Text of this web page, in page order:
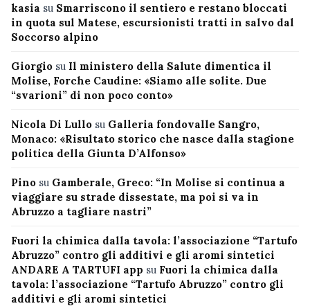
kasia su Smarriscono il sentiero e restano bloccati
in quota sul Matese, escursionisti tratti in salvo dal
Soccorso alpino
Giorgio su Il ministero della Salute dimentica il
Molise, Forche Caudine: «Siamo alle solite. Due
“svarioni” di non poco conto»
Nicola Di Lullo su Galleria fondovalle Sangro,
Monaco: «Risultato storico che nasce dalla stagione
politica della Giunta D’Alfonso»
Pino su Gamberale, Greco: “In Molise si continua a
viaggiare su strade dissestate, ma poi si va in
Abruzzo a tagliare nastri”
Fuori la chimica dalla tavola: l’associazione “Tartufo
Abruzzo” contro gli additivi e gli aromi sintetici
ANDARE A TARTUFI app su Fuori la chimica dalla
tavola: l’associazione “Tartufo Abruzzo” contro gli
additivi e gli aromi sintetici